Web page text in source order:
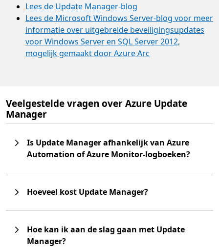
Lees de Update Manager-blog
Lees de Microsoft Windows Server-blog voor meer
informatie over uitgebreide beveiligingsupdates
voor Windows Server en SQL Server 2012,
mogelijk gemaakt door Azure Arc
Veelgestelde vragen over Azure Update
Manager
Is Update Manager afhankelijk van Azure
Automation of Azure Monitor-logboeken?
Hoeveel kost Update Manager?
Hoe kan ik aan de slag gaan met Update
Manager?